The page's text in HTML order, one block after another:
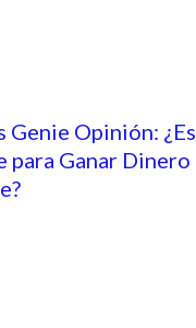
Genie Opinión: ¿Es
para Ganar Dinero